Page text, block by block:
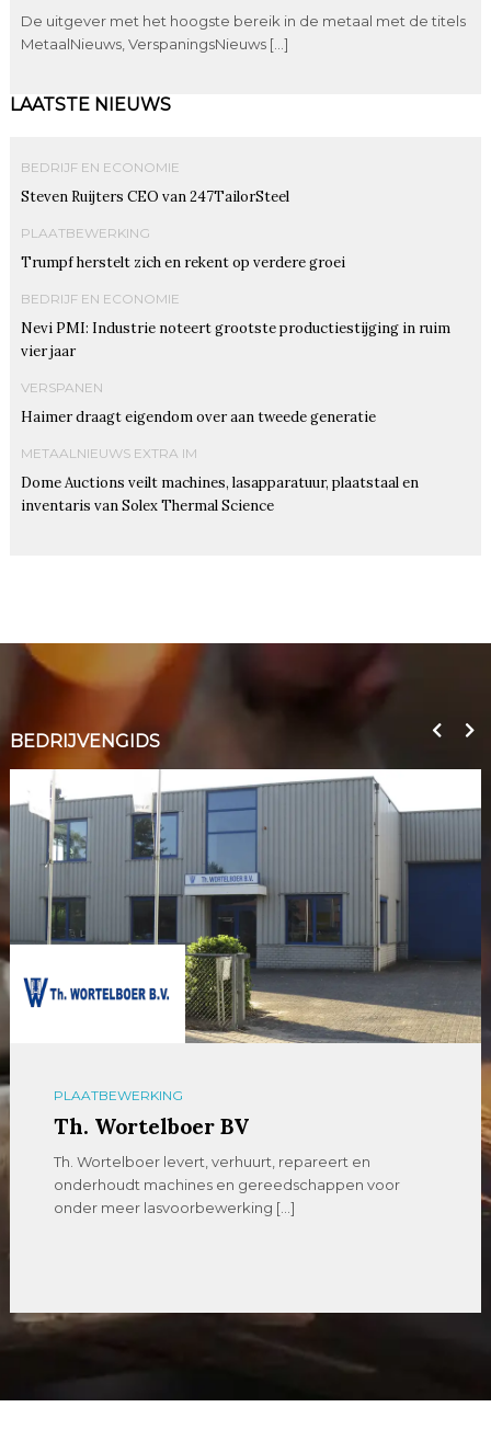
De uitgever met het hoogste bereik in de metaal met de titels
MetaalNieuws, VerspaningsNieuws […]
LAATSTE NIEUWS
BEDRIJF EN ECONOMIE
Steven Ruijters CEO van 247TailorSteel
PLAATBEWERKING
Trumpf herstelt zich en rekent op verdere groei
BEDRIJF EN ECONOMIE
Nevi PMI: Industrie noteert grootste productiestijging in ruim
vier jaar
VERSPANEN
Haimer draagt eigendom over aan tweede generatie
METAALNIEUWS EXTRA IM
Dome Auctions veilt machines, lasapparatuur, plaatstaal en
inventaris van Solex Thermal Science
BEDRIJVENGIDS
PLAATBEWERKING
Th. Wortelboer BV
Th. Wortelboer levert, verhuurt, repareert en
onderhoudt machines en gereedschappen voor
onder meer lasvoorbewerking […]